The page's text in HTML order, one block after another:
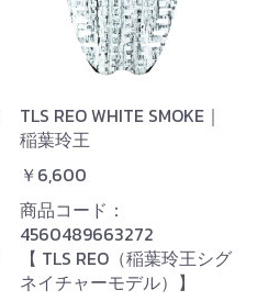
TLS REO WHITE SMOKE｜
稲葉玲王
￥6,600
商品コード：
4560489663272
【 TLS REO（稲葉玲王シグ
ネイチャーモデル）】